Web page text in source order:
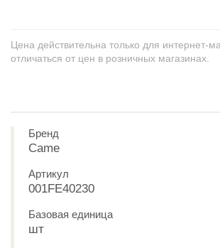
Цена действительна только для интернет-
отличаться от цен в розничных магазинах.
Бренд
Came
Артикул
001FE40230
Базовая единица
шт